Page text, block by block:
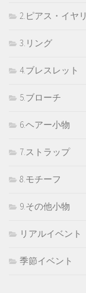
2.ピアス・イヤ
3.リング
4.ブレスレット
5.ブローチ
6.ヘアー小物
7.ストラップ
8.モチーフ
9.その他小物
リアルイベント
季節イベント